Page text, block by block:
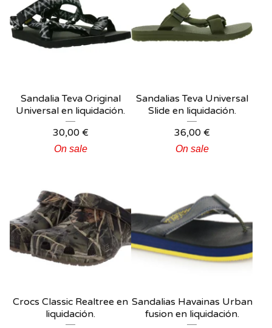
Sandalia Teva Original
Universal en liquidación.
30,00 €
On sale
Sandalias Teva Universal
Slide en liquidación.
36,00 €
On sale
Crocs Classic Realtree en
liquidación.
Sandalias Havainas Urban
fusion en liquidación.